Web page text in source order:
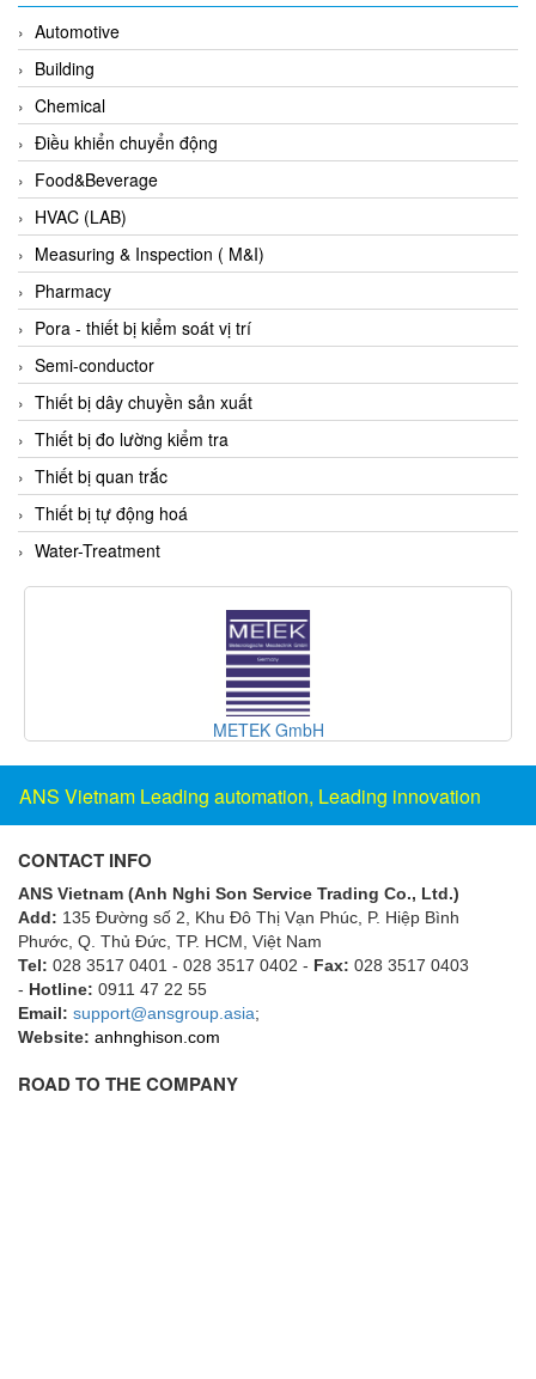
Dongdo Tech
Donghwa Valve
Dongkun
Dosing Pump
DR. NEUMANN Peltier-Technik
Driesen Kern
Dropsa Vietnam
Druck
DSTI
DUCATI
Duclean
Dukin Besko
Dunkermotoren
Durag
Dwyer
Eaton
EBMPAPST
ECKERLE
Ecom-EX
ECONEX
Edward
EES
EGE Elektronik
Eilersen Vietnam
Automotive
Building
Chemical
Điều khiển chuyển động
Food&Beverage
HVAC (LAB)
Measuring & Inspection ( M&I)
Pharmacy
Pora - thiết bị kiểm soát vị trí
Semi-conductor
Thiết bị dây chuyền sản xuất
Thiết bị đo lường kiểm tra
Thiết bị quan trắc
Thiết bị tự động hoá
Water-Treatment
METEK GmbH
ANS Vietnam Leading automation, Leading innovation
CONTACT INFO
ANS Vietnam (Anh Nghi Son Service Trading Co., Ltd.)
Add: 135 Đường số 2, Khu Đô Thị Vạn Phúc, P. Hiệp Bình
Phước, Q. Thủ Đức, TP. HCM , Việt Nam
Tel: 028 3517 0401 - 028 3517 0402 - Fax: 028 3517 0403
- Hotline: 0911 47 22 55
Email: support@ansgroup.asia;
Website: anhnghison.com
ROAD TO THE COMPANY